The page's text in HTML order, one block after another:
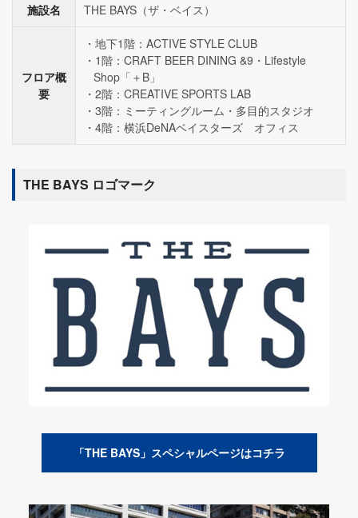
施設名 THE BAYS（ザ・ベイス）
フロア概
要
地下1階：ACTIVE STYLE CLUB
1階：CRAFT BEER DINING &9・Lifestyle
Shop「＋B」
2階：CREATIVE SPORTS LAB
3階：ミーティングルーム・多目的スタジオ
4階：横浜DeNAベイスターズ オフィス
THE BAYS ロゴマーク
「THE BAYS」スペシャルページはコチラ